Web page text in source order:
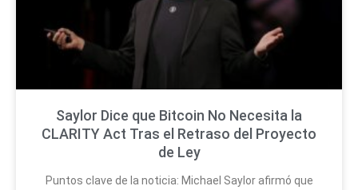
Saylor Dice que Bitcoin No Necesita la
CLARITY Act Tras el Retraso del Proyecto
de Ley
Puntos clave de la noticia: Michael Saylor afirmó que